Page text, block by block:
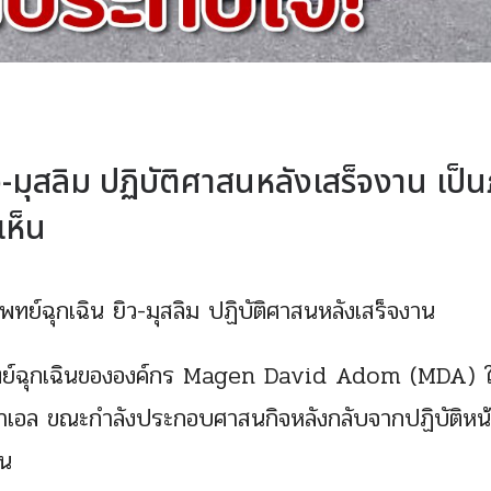
สลิม ปฏิบัติศาสนหลังเสร็จงาน เป็
น
ย์ฉุกเฉิน ยิว-มุสลิม ปฏิบัติศาสนหลังเสร็จงาน
ฉุกเฉินขององค์กร Magen David Adom (MDA)
เอล ขณะกำลังประกอบศาสนกิจหลังกลับจากปฏิบัติห